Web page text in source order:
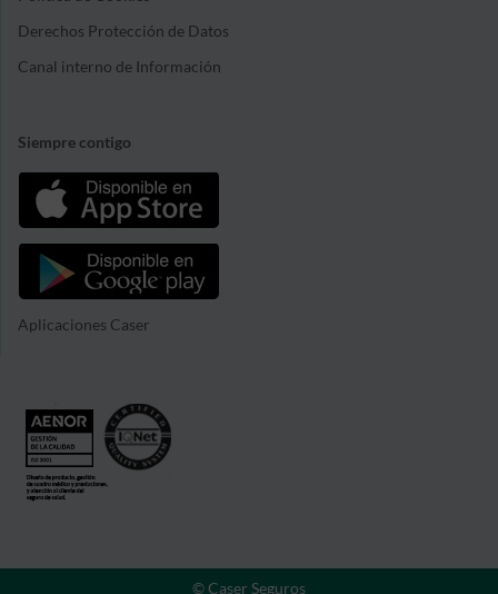
Derechos Protección de Datos
Canal interno de Información
Siempre contigo
Aplicaciones Caser
© Caser Seguros